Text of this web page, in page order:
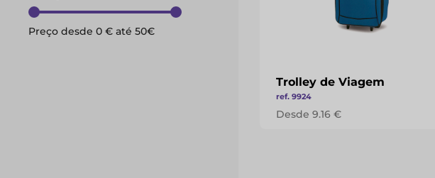
Preço desde 0 € até 50€
Trolley de Viagem
ref. 9924
Desde 9.16 €